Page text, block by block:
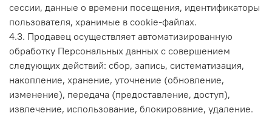
сессии, данные о времени посещения, идентификаторы
пользователя, хранимые в cookie-файлах.
4.3. Продавец осуществляет автоматизированную
обработку Персональных данных с совершением
следующих действий: сбор, запись, систематизация,
накопление, хранение, уточнение (обновление,
изменение), передача (предоставление, доступ),
извлечение, использование, блокирование, удаление.